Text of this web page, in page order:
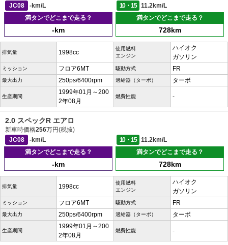
JC08
-km/L 10・15
11.2km/L
満タンでどこまで走る？
-km
満タンでどこまで走る？
728km
排気量 1998cc
使用燃料
エンジン
ハイオク
ガソリン
ミッション フロア6MT 駆動方式 FR
最大出力 250ps/6400rpm 過給器（ターボ） ターボ
生産期間
1999年01月～200
2年08月
燃費性能 -
2.0 スペックR エアロ
新車時価格256万円(税抜)
JC08
-km/L 10・15
11.2km/L
満タンでどこまで走る？
-km
満タンでどこまで走る？
728km
排気量 1998cc
使用燃料
エンジン
ハイオク
ガソリン
ミッション フロア6MT 駆動方式 FR
最大出力 250ps/6400rpm 過給器（ターボ） ターボ
生産期間
1999年01月～200
2年08月
燃費性能 -